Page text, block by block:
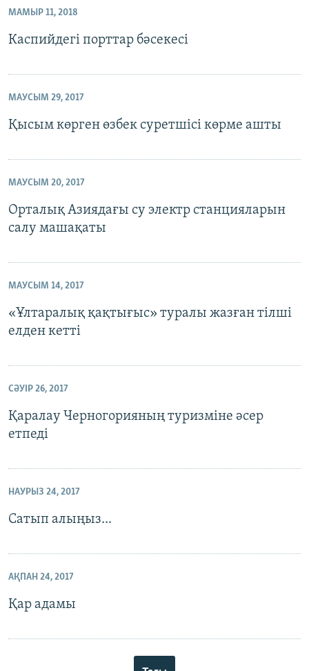
МАМЫР 11, 2018
Каспийдегі порттар бәсекесі
МАУСЫМ 29, 2017
Қысым көрген өзбек суретшісі көрме ашты
МАУСЫМ 20, 2017
Орталық Азиядағы су электр станцияларын
салу машақаты
МАУСЫМ 14, 2017
«Ұлтаралық қақтығыс» туралы жазған тілші
елден кетті
СӘУІР 26, 2017
Қаралау Черногорияның туризміне әсер
етпеді
НАУРЫЗ 24, 2017
Сатып алыңыз...
АҚПАН 24, 2017
Қар адамы